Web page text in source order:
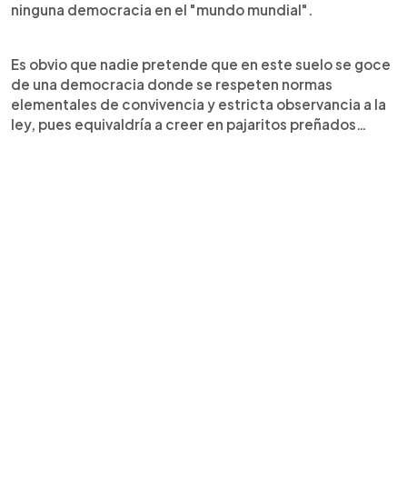
ninguna democracia en el "mundo mundial".
Es obvio que nadie pretende que en este suelo se goce
de una democracia donde se respeten normas
elementales de convivencia y estricta observancia a la
ley, pues equivaldría a creer en pajaritos preñados…